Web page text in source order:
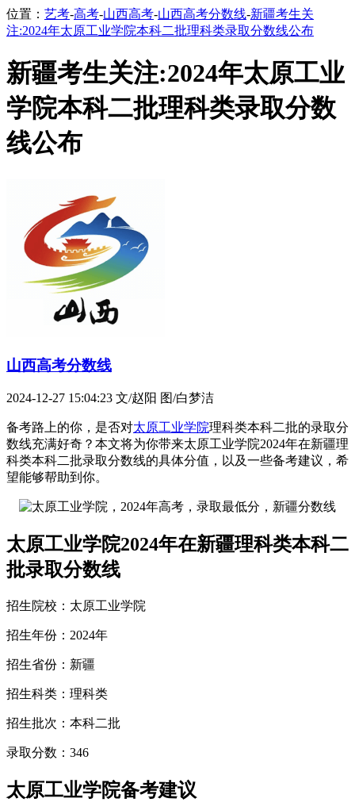
位置： 艺考-高考-山西高考-山西高考分数线-新疆考生关
注:2024年太原工业学院本科二批理科类录取分数线公布
新疆考生关注:2024年太原工业
学院本科二批理科类录取分数
线公布
山西高考分数线
2024-12-27 15:04:23 文/赵阳 图/白梦洁
备考路上的你，是否对太原工业学院理科类本科二批的录取分
数线充满好奇？本文将为你带来太原工业学院2024年在新疆理
科类本科二批录取分数线的具体分值，以及一些备考建议，希
望能够帮助到你。
太原工业学院2024年在新疆理科类本科二
批录取分数线
招生院校：太原工业学院
招生年份：2024年
招生省份：新疆
招生科类：理科类
招生批次：本科二批
录取分数：346
太原工业学院备考建议